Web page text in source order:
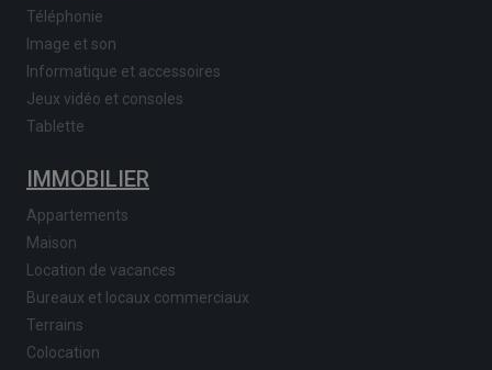
Téléphonie
Image et son
Informatique et accessoires
Jeux vidéo et consoles
Tablette
IMMOBILIER
Appartements
Maison
Location de vacances
Bureaux et locaux commerciaux
Terrains
Colocation